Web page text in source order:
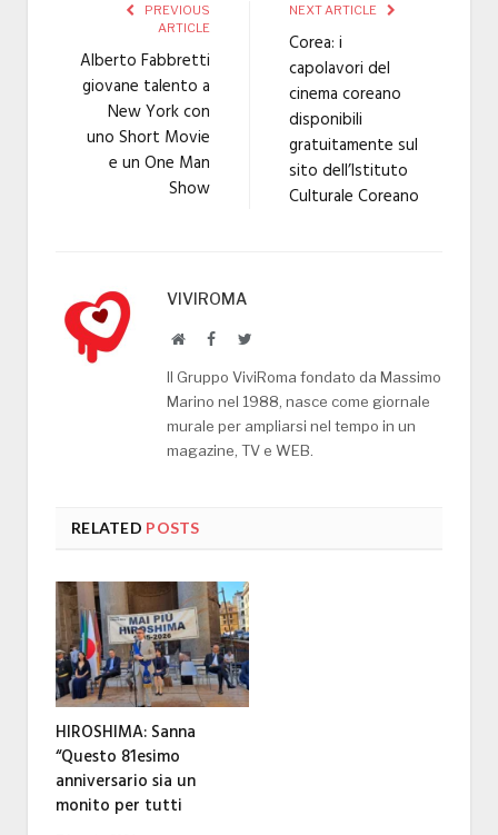
PREVIOUS
ARTICLE
Alberto Fabbretti
giovane talento a
New York con
uno Short Movie
e un One Man
Show
NEXT ARTICLE
Corea: i
capolavori del
cinema coreano
disponibili
gratuitamente sul
sito dell’Istituto
Culturale Coreano
VIVIROMA
WebsiteFacebookTwitter
Il Gruppo ViviRoma fondato da Massimo
Marino nel 1988, nasce come giornale
murale per ampliarsi nel tempo in un
magazine, TV e WEB.
RELATED POSTS
HIROSHIMA: Sanna
“Questo 81esimo
anniversario sia un
monito per tutti